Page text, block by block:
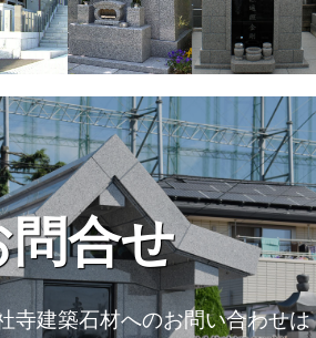
問合せ
寺建築石材へのお問い合わせは